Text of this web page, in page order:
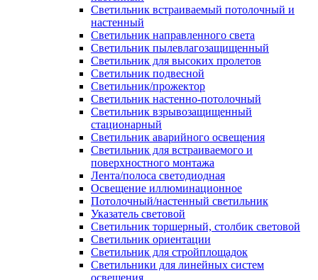
Светильник встраиваемый потолочный и
настенный
Светильник направленного света
Светильник пылевлагозащищенный
Светильник для высоких пролетов
Светильник подвесной
Светильник/прожектор
Светильник настенно-потолочный
Светильник взрывозащищенный
стационарный
Светильник аварийного освещения
Светильник для встраиваемого и
поверхностного монтажа
Лента/полоса светодиодная
Освещение иллюминационное
Потолочный/настенный светильник
Указатель световой
Светильник торшерный, столбик световой
Светильник ориентации
Светильник для стройплощадок
Светильники для линейных систем
освещения